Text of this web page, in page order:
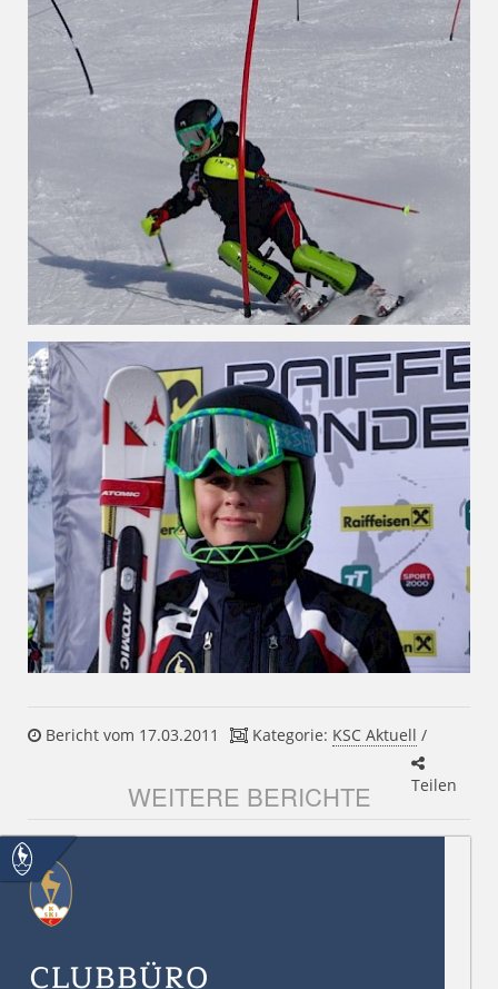
Bericht vom 17.03.2011 Kategorie: KSC Aktuell /
Teilen
WEITERE BERICHTE